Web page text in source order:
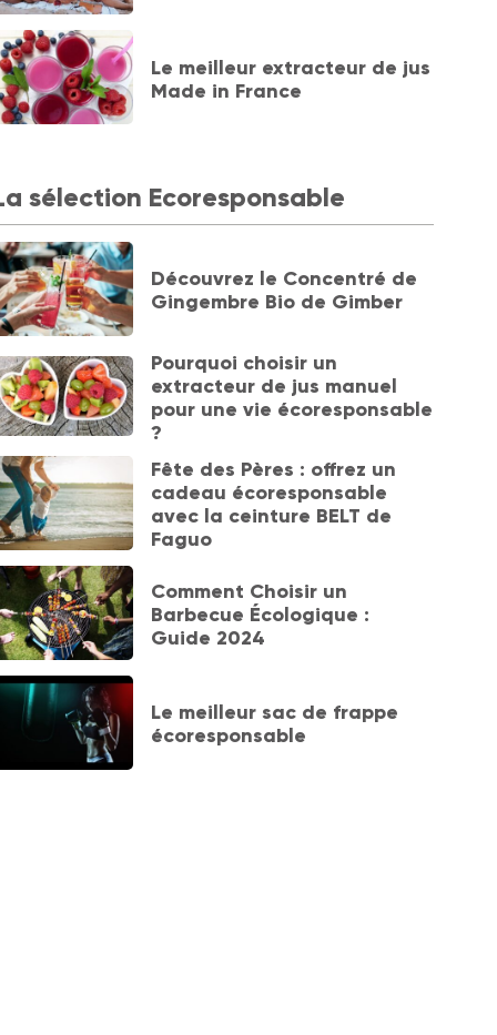
Le meilleur extracteur de jus
Made in France
sélection Ecoresponsable
Découvrez le Concentré de
Gingembre Bio de Gimber
Pourquoi choisir un
extracteur de jus manuel
pour une vie écoresponsable
?
Fête des Pères : offrez un
cadeau écoresponsable
avec la ceinture BELT de
Faguo
Comment Choisir un
Barbecue Écologique :
Guide 2024
Le meilleur sac de frappe
écoresponsable